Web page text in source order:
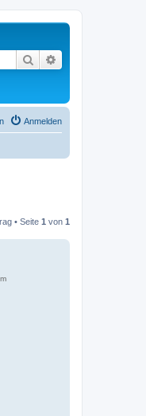
Suche
Anmelden
• Seite 1 von 1